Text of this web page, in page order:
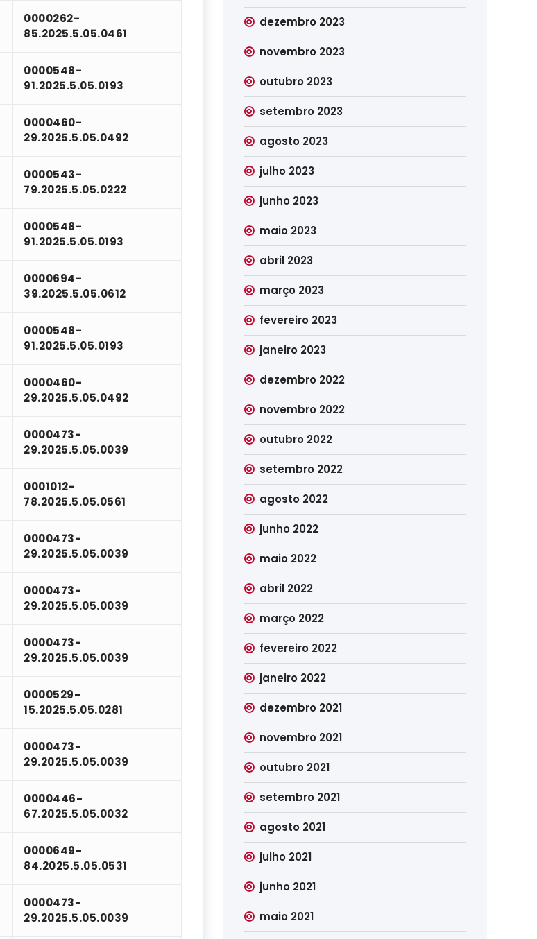
0000262-
85.2025.5.05.0461
0000548-
91.2025.5.05.0193
0000460-
29.2025.5.05.0492
0000543-
79.2025.5.05.0222
0000548-
91.2025.5.05.0193
0000694-
39.2025.5.05.0612
0000548-
91.2025.5.05.0193
0000460-
29.2025.5.05.0492
0000473-
29.2025.5.05.0039
0001012-
78.2025.5.05.0561
0000473-
29.2025.5.05.0039
0000473-
29.2025.5.05.0039
0000473-
29.2025.5.05.0039
0000529-
15.2025.5.05.0281
0000473-
29.2025.5.05.0039
0000446-
67.2025.5.05.0032
0000649-
84.2025.5.05.0531
0000473-
29.2025.5.05.0039
dezembro 2023
novembro 2023
outubro 2023
setembro 2023
agosto 2023
julho 2023
junho 2023
maio 2023
abril 2023
março 2023
fevereiro 2023
janeiro 2023
dezembro 2022
novembro 2022
outubro 2022
setembro 2022
agosto 2022
junho 2022
maio 2022
abril 2022
março 2022
fevereiro 2022
janeiro 2022
dezembro 2021
novembro 2021
outubro 2021
setembro 2021
agosto 2021
julho 2021
junho 2021
maio 2021